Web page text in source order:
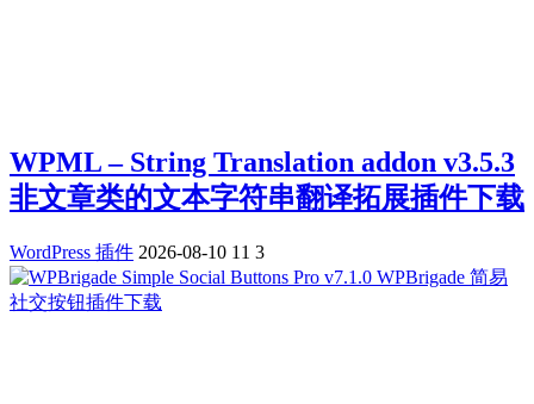
WPML – String Translation addon v3.5.3
非文章类的文本字符串翻译拓展插件下载
WordPress 插件 2026-08-10 11 3